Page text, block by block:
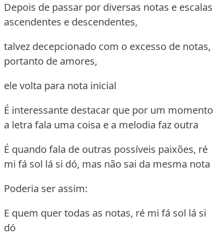
Depois de passar por diversas notas e escalas
ascendentes e descendentes,
talvez decepcionado com o excesso de notas,
portanto de amores,
ele volta para nota inicial
É interessante destacar que por um momento
a letra fala uma coisa e a melodia faz outra
É quando fala de outras possíveis paixões, ré
mi fá sol lá si dó, mas não sai da mesma nota
Poderia ser assim:
E quem quer todas as notas, ré mi fá sol lá si
dó